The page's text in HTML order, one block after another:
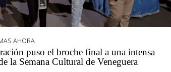
AHORA
puso el broche final a una intensa
la Semana Cultural de Veneguera